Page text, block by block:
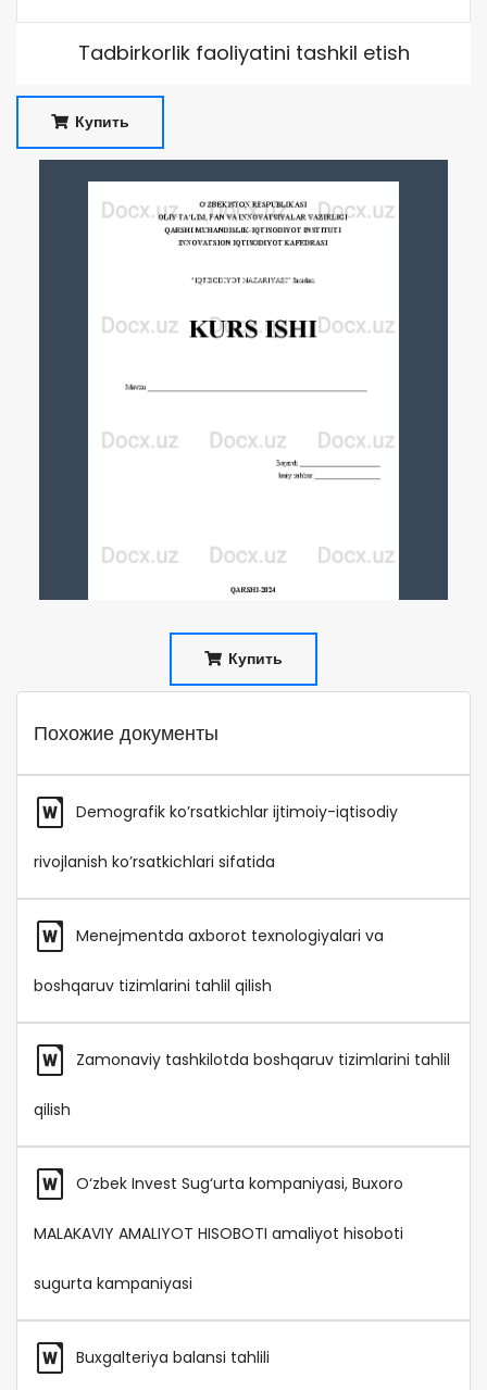
Tadbirkorlik faoliyatini tashkil etish
Купить
Купить
Похожие документы
Demografik ko’rsatkichlar ijtimoiy-iqtisodiy
rivojlanish ko’rsatkichlari sifatida
Menejmentda axborot texnologiyalari va
boshqaruv tizimlarini tahlil qilish
Zamonaviy tashkilotda boshqaruv tizimlarini tahlil
qilish
O‘zbek Invest Sug‘urta kompaniyasi, Buxoro
MALAKAVIY AMALIYOT HISOBOTI amaliyot hisoboti
sugurta kampaniyasi
Buxgalteriya balansi tahlili